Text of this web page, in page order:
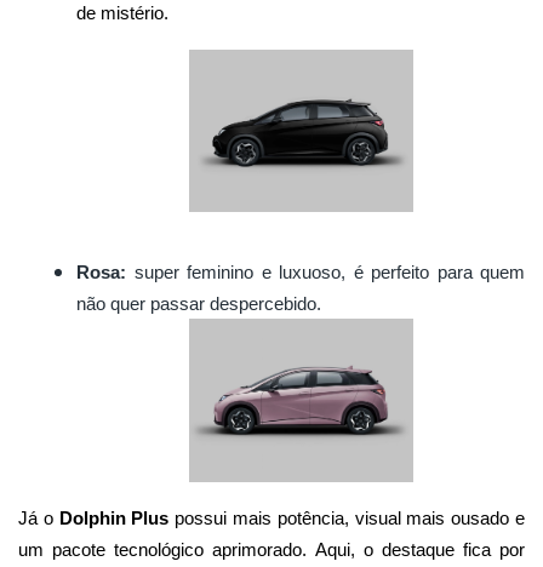
de mistério.
Rosa: super feminino e luxuoso, é perfeito para quem
não quer passar despercebido.
Já o Dolphin Plus possui mais potência, visual mais ousado e
um pacote tecnológico aprimorado. Aqui, o destaque fica por